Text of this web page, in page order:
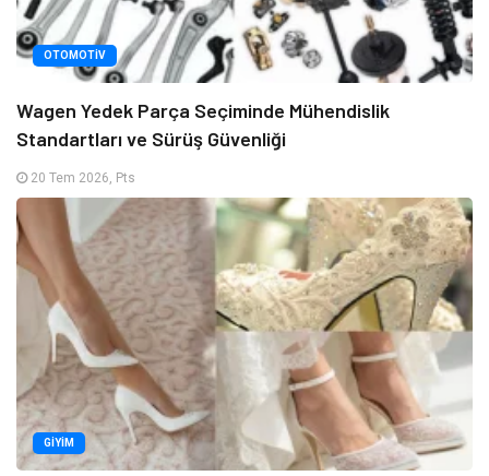
OTOMOTIV
Wagen Yedek Parça Seçiminde Mühendislik
Standartları ve Sürüş Güvenliği
20 Tem 2026, Pts
GIYIM